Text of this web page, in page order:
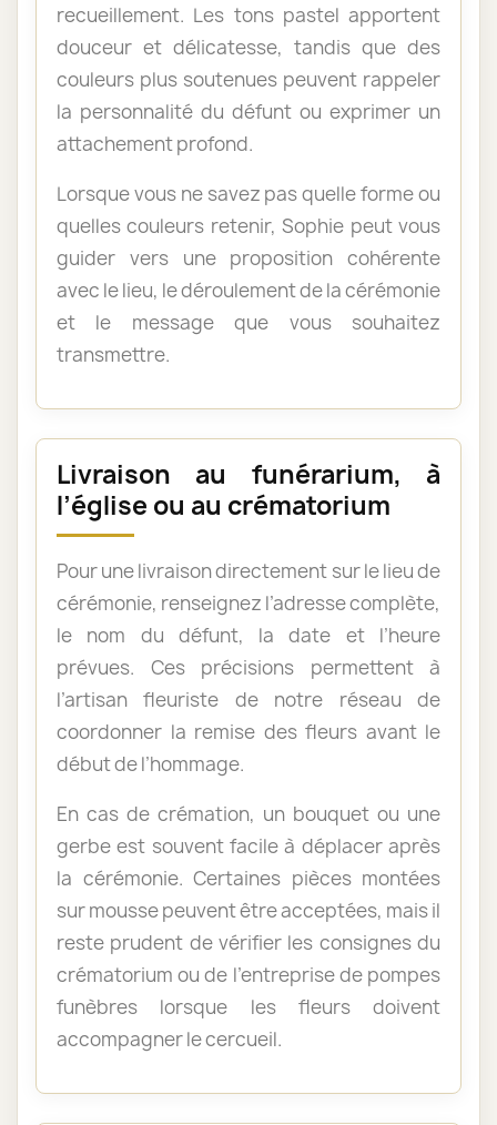
recueillement. Les tons pastel apportent
douceur et délicatesse, tandis que des
couleurs plus soutenues peuvent rappeler
la personnalité du défunt ou exprimer un
attachement profond.
Lorsque vous ne savez pas quelle forme ou
quelles couleurs retenir, Sophie peut vous
guider vers une proposition cohérente
avec le lieu, le déroulement de la cérémonie
et le message que vous souhaitez
transmettre.
Livraison au funérarium, à
l’église ou au crématorium
Pour une livraison directement sur le lieu de
cérémonie, renseignez l’adresse complète,
le nom du défunt, la date et l’heure
prévues. Ces précisions permettent à
l’artisan fleuriste de notre réseau de
coordonner la remise des fleurs avant le
début de l’hommage.
En cas de crémation, un bouquet ou une
gerbe est souvent facile à déplacer après
la cérémonie. Certaines pièces montées
sur mousse peuvent être acceptées, mais il
reste prudent de vérifier les consignes du
crématorium ou de l’entreprise de pompes
funèbres lorsque les fleurs doivent
accompagner le cercueil.